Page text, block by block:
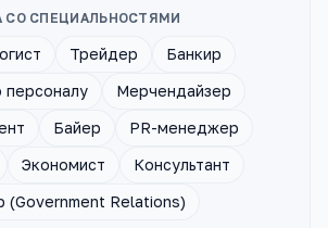
СО СПЕЦИАЛЬНОСТЯМИ
Трейдер
Банкир
Мерчендайзер
Байер
PR-менеджер
Экономист
Консультант
(Government Relations)